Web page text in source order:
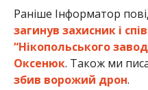
Раніше Інформатор
загинув захисник і
“Нікопольського
Оксенюк. Також ми
збив ворожий дрон.